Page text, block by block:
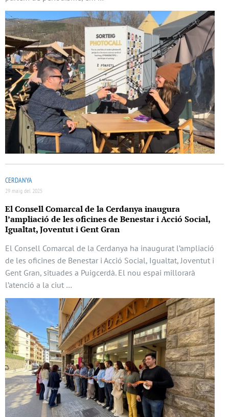
CERDANYA
29 maig del 2025
El Consell Comarcal de la Cerdanya inaugura
l’ampliació de les oficines de Benestar i Acció Social,
Igualtat, Joventut i Gent Gran
El Consell Comarcal de la Cerdanya ha inaugurat l’ampliació
de les oficines de Benestar i Acció Social, Igualtat, Joventut i
Gent Gran, situades a Puigcerdà. El nou espai millorarà
l’atenció a la ciut …